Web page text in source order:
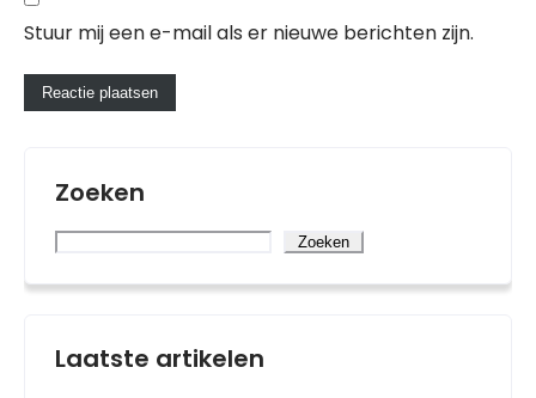
Stuur mij een e-mail als er nieuwe berichten zijn.
Zoeken
Zoeken
Laatste artikelen